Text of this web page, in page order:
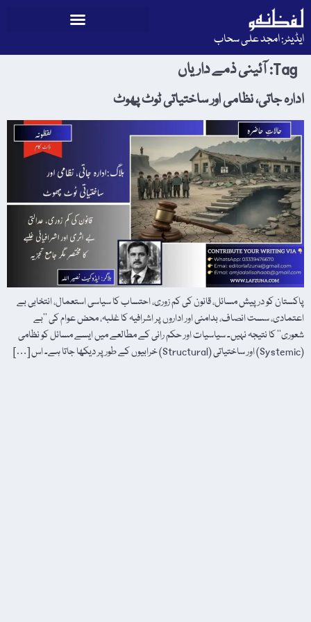
ایڈیٹر: امجد علی سحاب
Tag: آئینی ذمے داریاں
ادارہ جاتی، نظامی اور ساختیاتی ٹوٹ پھوٹ
پاکستان کو درپیش مسائل، قانون کی کم زوری، احتساب کا سیاسی استعمال، انتخابی بے
اعتمادی، سست انصاف، بدامنی اور اداروں پر اشرافیہ کا غلبہ، محض عوام کی ’’بے
شعوری‘‘ کا نتیجہ نہیں۔ سیاسیات اور حکم رانی کے مطالعے میں ایسے مسائل کو نظامی
(Systemic) اور ساختیاتی (Structural) خرابیوں کے طور پر دیکھا جاتا ہے۔ اس […]